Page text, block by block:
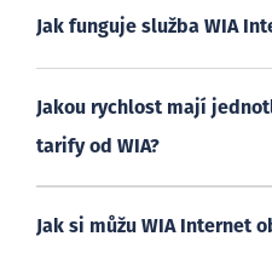
Jak funguje služba WIA
Jakou rychlost mají
tarify od WIA?
Jak si můžu WIA Internet